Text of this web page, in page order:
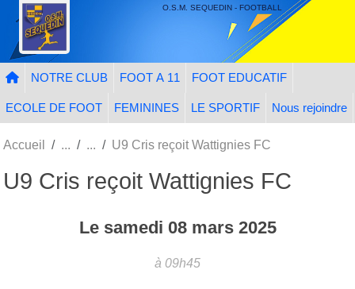
O.S.M. SEQUEDIN - FOOTBALL
NOTRE CLUB FOOT A 11 FOOT EDUCATIF
ECOLE DE FOOT FEMININES LE SPORTIF Nous rejoindre
Accueil U9 Cris reçoit Wattignies FC
U9 Cris reçoit Wattignies FC
Le samedi 08 mars 2025
à 09h45
Panneau de gestion des cookies